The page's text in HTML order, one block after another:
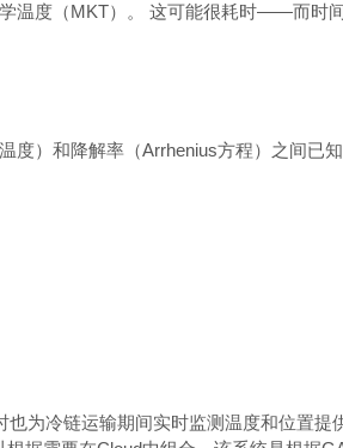
温度（MKT）。 这可能很耗时——而时
度）和降解率（Arrhenius方程）之间已
为冷链运输期间实时监测温度和位置提